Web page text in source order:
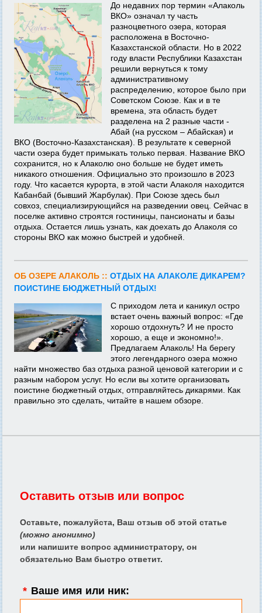
До недавних пор термин «Алаколь
ВКО» означал ту часть
разноцветного озера, которая
расположена в Восточно-
Казахстанской области. Но в 2022
году власти Республики Казахстан
решили вернуться к тому
административному
распределению, которое было при
Советском Союзе. Как и в те
времена, эта область будет
разделена на 2 разные части -
Абай (на русском – Абайская) и
ВКО (Восточно-Казахстанская). В результате к северной
части озера будет примыкать только первая. Название ВКО
сохранится, но к Алаколю оно больше не будет иметь
никакого отношения. Официально это произошло в 2023
году. Что касается курорта, в этой части Алаколя находится
Кабанбай (бывший Жарбулак). При Союзе здесь был
совхоз, специализирующийся на разведении овец. Сейчас в
поселке активно строятся гостиницы, пансионаты и базы
отдыха. Остается лишь узнать, как доехать до Алаколя со
стороны ВКО как можно быстрей и удобней.
ОБ ОЗЕРЕ АЛАКОЛЬ :: ОТДЫХ НА АЛАКОЛЕ ДИКАРЕМ?
ПОИСТИНЕ БЮДЖЕТНЫЙ ОТДЫХ!
С приходом лета и каникул остро
встает очень важный вопрос: «Где
хорошо отдохнуть? И не просто
хорошо, а еще и экономно!».
Предлагаем Алаколь! На берегу
этого легендарного озера можно
найти множество баз отдыха разной ценовой категории и с
разным набором услуг. Но если вы хотите организовать
поистине бюджетный отдых, отправляйтесь дикарями. Как
правильно это сделать, читайте в нашем обзоре.
Оставить отзыв или вопрос
Оставьте, пожалуйста, Ваш отзыв об этой статье
(можно анонимно)
или напишите вопрос администратору, он
обязательно Вам быстро ответит.
* Ваше имя или ник: